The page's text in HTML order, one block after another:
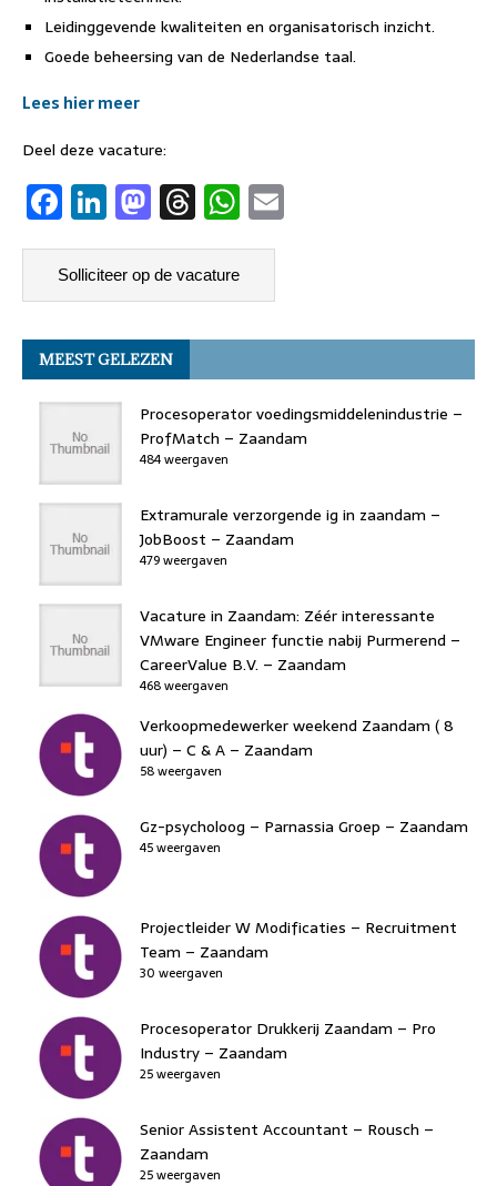
Leidinggevende kwaliteiten en organisatorisch inzicht.
Goede beheersing van de Nederlandse taal.
Lees hier meer
Deel deze vacature:
F
a
c
e
b
o
o
k
Li
n
k
e
dI
n
M
a
st
o
d
o
n
T
h
re
a
d
s
W
h
s
A
p
p
MEEST GELEZEN
Procesoperator voedingsmiddelenindustrie –
ProfMatch – Zaandam
484 weergaven
Extramurale verzorgende ig in zaandam –
JobBoost – Zaandam
479 weergaven
Vacature in Zaandam: Zéér interessante
VMware Engineer functie nabij Purmerend –
CareerValue B.V. – Zaandam
468 weergaven
Verkoopmedewerker weekend Zaandam ( 8
uur) – C & A – Zaandam
58 weergaven
Gz-psycholoog – Parnassia Groep – Zaandam
45 weergaven
Projectleider W Modificaties – Recruitment
Team – Zaandam
30 weergaven
Procesoperator Drukkerij Zaandam – Pro
Industry – Zaandam
25 weergaven
Senior Assistent Accountant – Rousch –
Zaandam
25 weergaven